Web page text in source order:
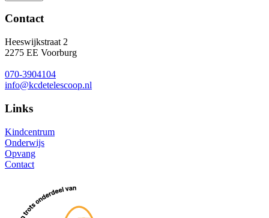
Contact
Heeswijkstraat 2
2275 EE Voorburg
070-3904104
info@kcdetelescoop.nl
Links
Kindcentrum
Onderwijs
Opvang
Contact